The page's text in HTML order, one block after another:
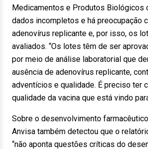
Medicamentos e Produtos Biológicos
dados incompletos e há preocupação
adenovírus replicante e, por isso, os
avaliados. “Os lotes têm de ser
por meio de análise laboratorial que
ausência de adenovírus replicante,
adventícios e qualidade. É preciso ter
qualidade da vacina que está vindo
Sobre o desenvolvimento
Anvisa também detectou que o
“não aponta questões críticas do